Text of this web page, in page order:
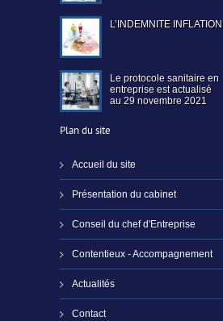
L’INDEMNITE INFLATION
Le protocole sanitaire en
entreprise est actualisé
au 29 novembre 2021
Plan du site
Accueil du site
Présentation du cabinet
Conseil du chef d'Entreprise
Contentieux - Accompagnement
Actualités
Contact